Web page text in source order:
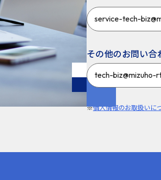
service-tech-
その他のお問い合
tech-biz@mizuho-
※個人情報のお取扱いに